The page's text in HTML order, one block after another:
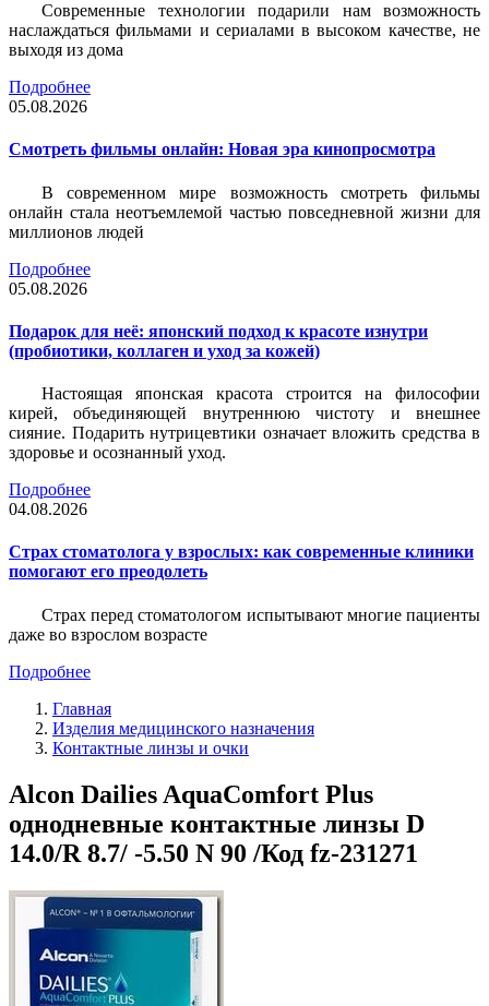
Современные технологии подарили нам возможность
наслаждаться фильмами и сериалами в высоком качестве, не
выходя из дома
Подробнее
05.08.2026
Смотреть фильмы онлайн: Новая эра кинопросмотра
В современном мире возможность смотреть фильмы
онлайн стала неотъемлемой частью повседневной жизни для
миллионов людей
Подробнее
05.08.2026
Подарок для неё: японский подход к красоте изнутри
(пробиотики, коллаген и уход за кожей)
Настоящая японская красота строится на философии
кирей, объединяющей внутреннюю чистоту и внешнее
сияние. Подарить нутрицевтики означает вложить средства в
здоровье и осознанный уход.
Подробнее
04.08.2026
Страх стоматолога у взрослых: как современные клиники
помогают его преодолеть
Страх перед стоматологом испытывают многие пациенты
даже во взрослом возрасте
Подробнее
Главная
Изделия медицинского назначения
Контактные линзы и очки
Alcon Dailies AquaComfort Plus
однодневные контактные линзы D
14.0/R 8.7/ -5.50 N 90 /Код fz-231271